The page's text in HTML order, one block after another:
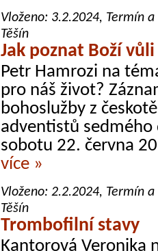
Vloženo: 3.2.2024, Termín
Těšín
Jak poznat Boží
Petr Hamrozi na
pro náš život?
bohoslužby z
adventistů
sobotu 22. června
více »
Vloženo:2.2.2024, Termín
Těšín
Trombofilní stavy
Kantorová Veronika